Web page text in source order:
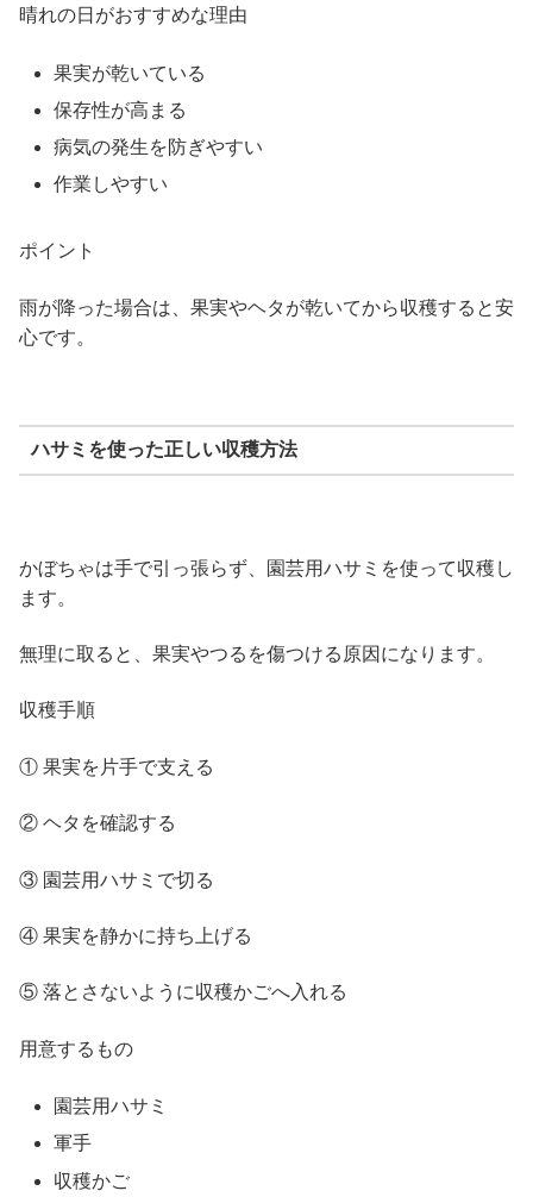
晴れの日がおすすめな理由
果実が乾いている
保存性が高まる
病気の発生を防ぎやすい
作業しやすい
ポイント
雨が降った場合は、果実やヘタが乾いてから収穫すると安
心です。
ハサミを使った正しい収穫方法
かぼちゃは手で引っ張らず、園芸用ハサミを使って収穫し
ます。
無理に取ると、果実やつるを傷つける原因になります。
収穫手順
① 果実を片手で支える
② ヘタを確認する
③ 園芸用ハサミで切る
④ 果実を静かに持ち上げる
⑤ 落とさないように収穫かごへ入れる
用意するもの
園芸用ハサミ
軍手
収穫かご